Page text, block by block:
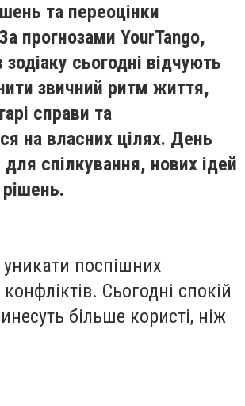
та переоцінки
прогнозами YourTango,
зодіаку сьогодні відчують
звичний ритм життя,
справи та
на власних цілях. День
спілкування, нових ідей
поспішних
Сьогодні спокій
більше користі, ніж